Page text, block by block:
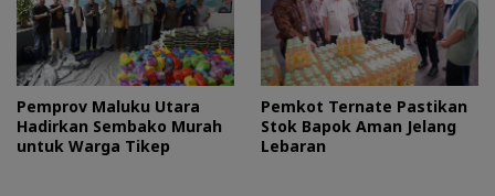
Pemprov Maluku Utara
Hadirkan Sembako Murah
untuk Warga Tikep
Pemkot Ternate Pastikan
Stok Bapok Aman Jelang
Lebaran